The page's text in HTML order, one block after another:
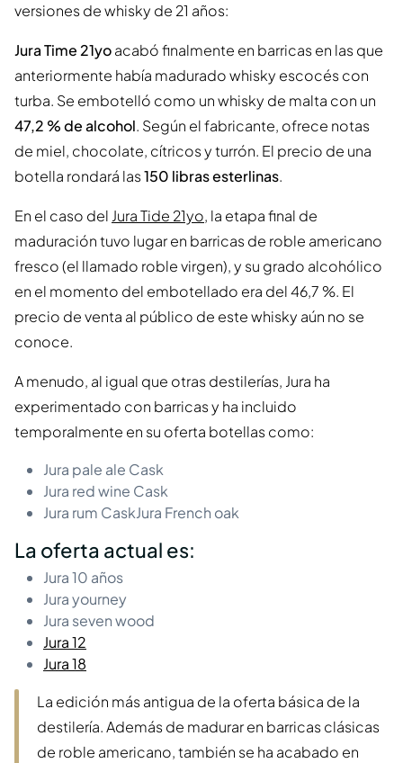
versiones de whisky de 21 años:
Jura Time 21yoacabó finalmente en barricas en las que
anteriormente había madurado whisky escocés con
turba. Se embotelló como un whisky de malta con un
47,2 % de alcohol. Según el fabricante, ofrece notas
de miel, chocolate, cítricos y turrón. El precio de una
botella rondará las150 libras esterlinas.
En el caso del Jura Tide 21yo, la etapa final de
maduración tuvo lugar en barricas de roble americano
fresco (el llamado roble virgen), y su grado alcohólico
en el momento del embotellado era del 46,7 %. El
precio de venta al público de este whisky aún no se
conoce.
A menudo, al igual que otras destilerías, Jura ha
experimentado con barricas y ha incluido
temporalmente en su oferta botellas como:
Jura pale ale Cask
Jura red wine Cask
Jura rum CaskJura French oak
La oferta actual es:
Jura 10 años
Jura yourney
Jura seven wood
Jura 12
Jura 18
La edición más antigua de la oferta básica de la
destilería. Además de madurar en barricas clásicas
de roble americano, también se ha acabado en